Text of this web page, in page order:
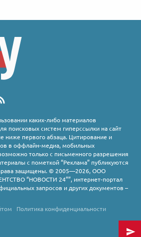
каких-либо материалов
поисковых систем гиперссылки на сайт
ниже первого абзаца. Цитирование и
в оффлайн-медиа, мобильных
только с письменного разрешения
с пометкой “Реклама” публикуются
защищены. © 2005—2026, ООО
“НОВОСТИ 24””, интернет-портал
запросов и других документов –
Политика конфиденциальности